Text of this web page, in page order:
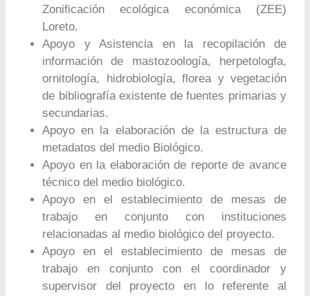
Zonificación ecológica económica (ZEE)
Loreto.
Apoyo y Asistencia en la recopilación de
información de mastozoología, herpetologfa,
ornitología, hidrobiología, florea y vegetación
de bibliografía existente de fuentes primarias y
secundarias.
Apoyo en la elaboración de la estructura de
metadatos del medio Biológico.
Apoyo en la elaboración de reporte de avance
técnico del medio biológico.
Apoyo en el establecimiento de mesas de
trabajo en conjunto con instituciones
relacionadas al medio biológico del proyecto.
Apoyo en el establecimiento de mesas de
trabajo en conjunto con el coordinador y
supervisor del proyecto en lo referente al